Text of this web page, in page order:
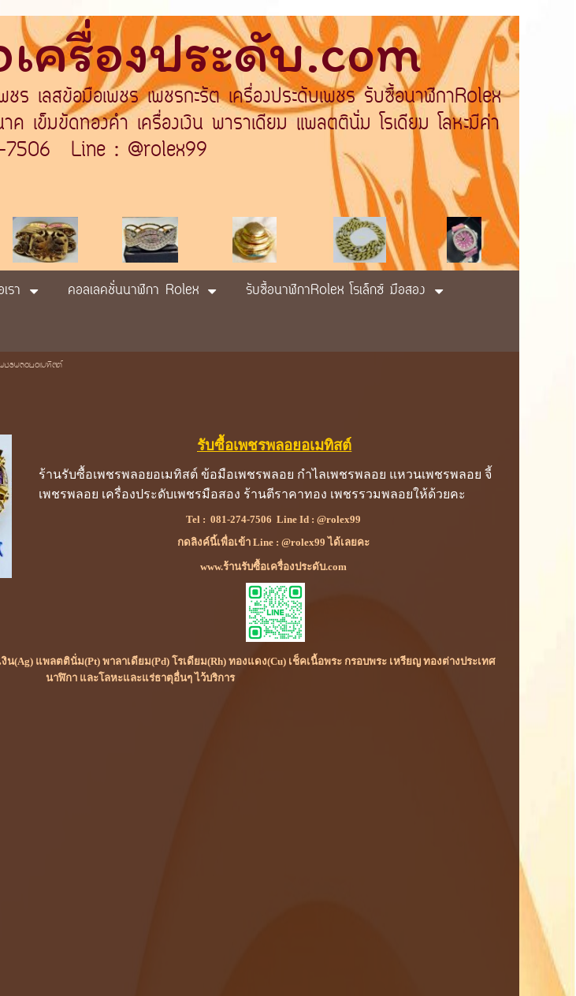
ครื่องประดับ.com
ร เลสข้อมือเพชร เพชรกะรัต เครื่องประดับเพชร รับซื้อนาฬิกาRolex
เข็มขัดทองคำ เครื่องเงิน พาราเดียม แพลตตินั่ม โรเดียม โลหะมีค่า
Line : @rolex99
รา คอลเลคชั่นนาฬิกา Rolex
รับซื้อนาฬิกาRolex โรเล็กซ์ มือสอง
ชรพลอยอเมทิสต์
รับซื้อเพชรพลอยอเมทิสต์
ร้านรับซื้อเพชรพลอยอเมทิสต์ ข้อมือเพชรพลอย กำไลเพชรพลอย แหวนเพชรพลอย จี้
เพชรพลอย เครื่องประดับเพชรมือสอง ร้านตีราคาทอง เพชรรวมพลอยให้ด้วยคะ
Tel : 081-274-7506 Line Id : @rolex99
กดลิงค์นี้เพื่อเข้า Line : @rolex99 ได้เลยคะ
www.ร้านรับซื้อเครื่องประดับ.com
น(Ag) แพลตตินั่ม(Pt) พาลาเดียม(Pd) โรเดียม(Rh) ทองแดง(Cu) เช็คเนื้อพระ กรอบพระ เหรียญ ทองต่างประเทศ
นาฬิกา และโลหะและแร่ธาตุอื่นๆ ไว้บริการ